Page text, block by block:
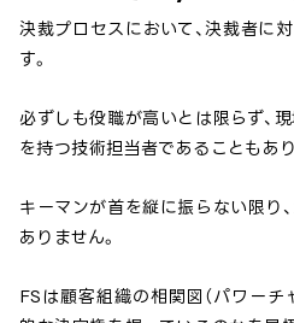
決裁プロセスにおいて、決裁者に
す。
必ずしも役職が高いとは限らず、
を持つ技術担当者であることもあり
キーマンが首を縦に振らない限り
ありません。
FSは顧客組織の相関図（パワーチ